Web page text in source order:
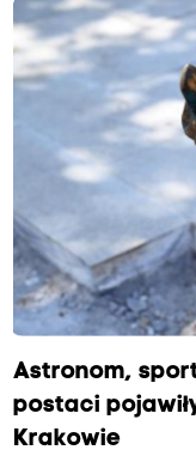
Astronom,
postaci
Krakowie